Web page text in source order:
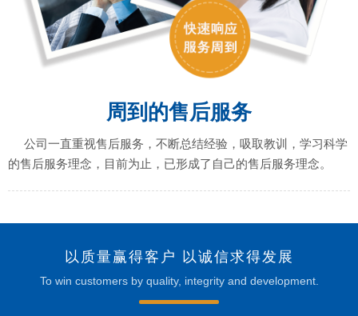
周到的售后服务
公司一直重视售后服务，不断总结经验，吸取教训，学习科学
的售后服务理念，目前为止，已形成了自己的售后服务理念。
以质量赢得客户 以诚信求得发展
To win customers by quality, integrity and development.